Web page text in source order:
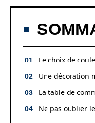
Le choix de
Une décoration
La table de
Ne pas oublier